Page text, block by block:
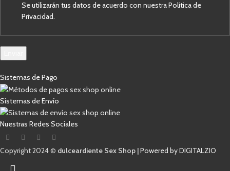
Se utilizarán tus datos de acuerdo con nuestra Política de
Privacidad.
Sistemas de Pago
Sistemas de Envío
Nuestras Redes Sociales
Copyright 2024 © dulceardiente Sex Shop |Powered by DIGITALZIO